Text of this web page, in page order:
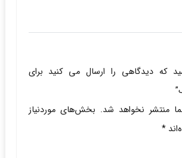
که دیدگاهی را ارسال می کنید برای
منتشر نخواهد شد. بخش‌های موردنیاز
*